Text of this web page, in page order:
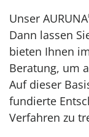
Unser AURUNA
Dann lassen
bieten Ihnen
Beratung, um
Auf dieser
fundierte
Verfahren zu